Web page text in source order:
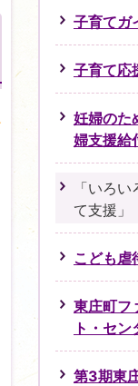
子育てガ
子育て応
妊婦のた
婦支援給
「いろ
て支援」
こども虐
東庄町フ
ト・セン
第3期東